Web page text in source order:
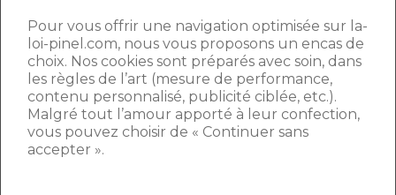
sont nombreux. Toutefois, elle semble
principalement être liée auxconditions de
plus en plus restrictives à l’accord de
crédit immobilier pour les ménages.
La négociation reste possible
Pour vous offrir une navigation optimisée sur la-
loi-pinel.com, nous vous proposons un encas de
choix. Nos cookies sont préparés avec soin, dans
les règles de l’art (mesure de performance,
contenu personnalisé, publicité ciblée, etc.).
Malgré tout l’amour apporté à leur confection,
vous pouvez choisir de « Continuer sans
accepter ».